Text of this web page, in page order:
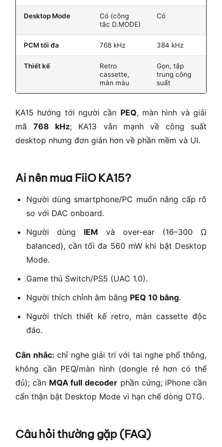
Desktop Mode
Có (công
tắc D.MODE)
Có
PCM tối đa 768 kHz 384 kHz
Thiết kế
Retro
cassette,
màn màu
Gọn, tập
trung công
suất
KA15 hướng tới người cần PEQ, màn hình và giải
mã768 kHz; KA13 vẫn mạnh về công suất
desktop nhưng đơn giản hơn về phần mềm và UI.
Ai nên mua FiiO KA15?
Người dùng smartphone/PC muốn nâng cấp rõ
so với DAC onboard.
Người dùng IEM và over-ear (16–300 Ω
balanced), cần tối đa 560 mW khi bật Desktop
Mode.
Game thủ Switch/PS5 (UAC 1.0).
Người thích chỉnh âm bằng PEQ 10 băng.
Người thích thiết kế retro, màn cassette độc
đáo.
Cân nhắc: chỉ nghe giải trí với tai nghe phổ thông,
không cần PEQ/màn hình (dongle rẻ hơn có thể
đủ); cần MQA full decoder phần cứng; iPhone cần
cẩn thận bật Desktop Mode vì hạn chế dòng OTG.
Câu hỏi thường gặp (FAQ)